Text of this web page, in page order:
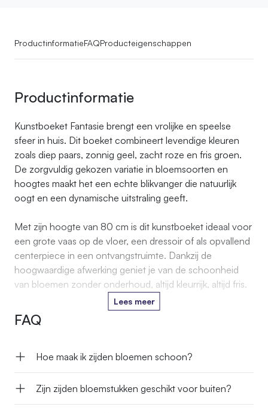
ProductinformatieFAQProducteigenschappen
Productinformatie
Kunstboeket Fantasie brengt een vrolijke en speelse
sfeer in huis. Dit boeket combineert levendige kleuren
zoals diep paars, zonnig geel, zacht roze en fris groen.
De zorgvuldig gekozen variatie in bloemsoorten en
hoogtes maakt het een echte blikvanger die natuurlijk
oogt en een dynamische uitstraling geeft.
Met zijn hoogte van 80 cm is dit kunstboeket ideaal voor
een grote vaas op de vloer, een dressoir of als opvallend
centerpiece in een ontvangstruimte. Dankzij de
hoogwaardige afwerking geniet je van de schoonheid
van bloemen zonder onderhoud, altijd kleurrijk, altijd fris.
Lees meer
FAQ
Hoe maak ik zijden bloemen schoon?
Zijn zijden bloemstukken geschikt voor buiten?